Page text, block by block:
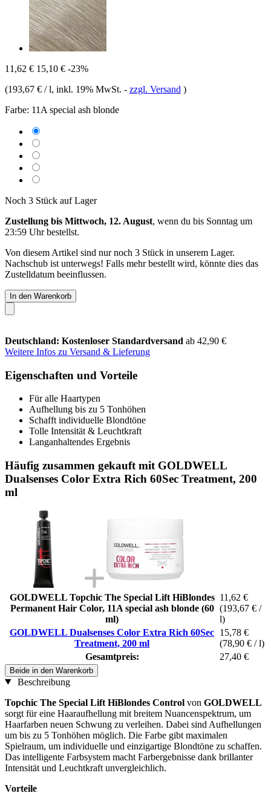
11,62 € 15,10 € -23%
(193,67 € / l, inkl. 19% MwSt. - zzgl. Versand )
Farbe: 11A special ash blonde
Noch 3 Stück auf Lager
Zustellung bis Mittwoch, 12. August, wenn du bis Sonntag um
23:59 Uhrbestellst.
Von diesem Artikel sind nur noch 3 Stück in unserem Lager.
Nachschub ist unterwegs! Falls mehr bestellt wird, könnte dies das
Zustelldatum beeinflussen.
In den Warenkorb
Deutschland: Kostenloser Standardversand ab 42,90 €
Weitere Infos zu Versand & Lieferung
Eigenschaften und Vorteile
Für alle Haartypen
Aufhellung bis zu 5 Tonhöhen
Schafft individuelle Blondtöne
Tolle Intensität & Leuchtkraft
Langanhaltendes Ergebnis
Häufig zusammen gekauft mit GOLDWELL
Dualsenses Color Extra Rich 60Sec Treatment, 200
ml
GOLDWELL Topchic The Special Lift HiBlondes
Permanent Hair Color, 11A special ash blonde (60
ml)
11,62 €
(193,67 € /
l)
GOLDWELL Dualsenses Color Extra Rich 60Sec
Treatment, 200 ml
15,78 €
(78,90 € / l)
Gesamtpreis:
27,40 €
Beide in den Warenkorb
Beschreibung
Topchic The Special Lift HiBlondes Control von GOLDWELL
sorgt für eine Haaraufhellung mit breitem Nuancenspektrum, um
Haarfarben neuen Schwung zu verleihen. Dabei sind Aufhellungen
um bis zu 5 Tonhöhen möglich. Die Farbe gibt maximalen
Spielraum, um individuelle und einzigartige Blondtöne zu schaffen.
Das intelligente Farbsystem macht Farbergebnisse dank brillanter
Intensität und Leuchtkraft unvergleichlich.
Vorteile